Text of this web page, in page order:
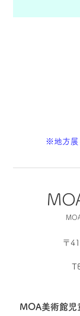
で、子供
※地方展
〒
MOA美術館児